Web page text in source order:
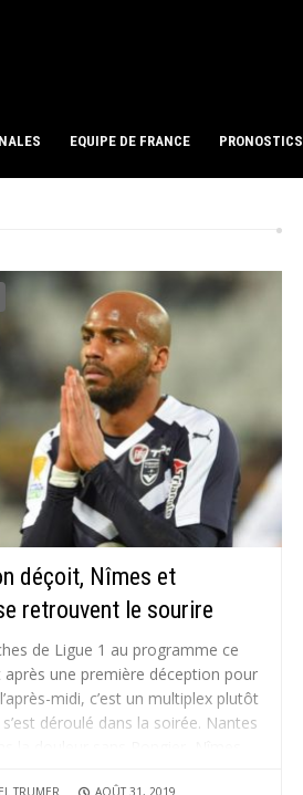
EQUIPE DE FRANCE PRONOSTICS
déçoit, Nîmes et
retrouvent le sourire
de Ligue 1 au programme ce
après une première déception pour
midi, c’est un multiplex plutôt
déroulé dans la soirée. Nantes